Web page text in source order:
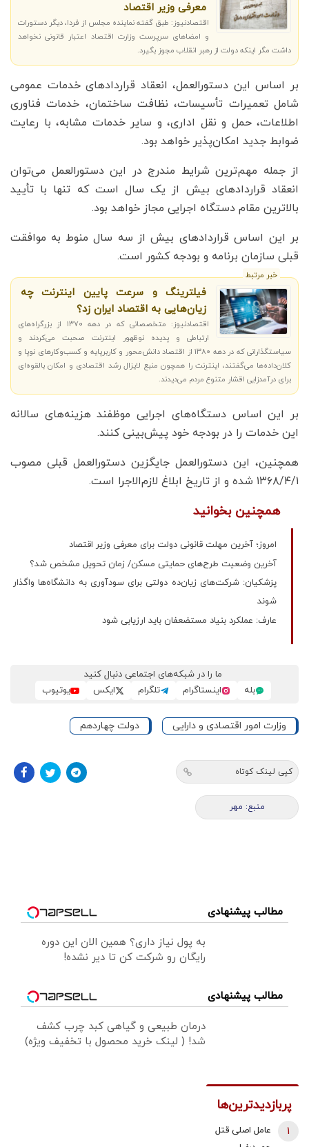
معرفی وزیر اقتصاد
اقتصادنیوز: طبق گفته نماینده مجلس از فردا، دیگر دستورات
و امضاهای سرپرست وزارت اقتصاد اعتبار قانونی نخواهد
داشت مگر اینکه دولت از رهبر انقلاب مجوز بگیرد.
بر اساس این دستورالعمل، انعقاد قراردادهای خدمات عمومی
شامل تعمیرات تأسیسات، نظافت ساختمان، خدمات فناوری
اطلاعات، حمل و نقل اداری، و سایر خدمات مشابه، با رعایت
ضوابط جدید امکان‌پذیر خواهد بود.
از جمله مهم‌ترین شرایط مندرج در این دستورالعمل می‌توان
انعقاد قراردادهای بیش از یک سال است که تنها با تأیید
بالاترین مقام دستگاه اجرایی مجاز خواهد بود.
بر این اساس قراردادهای بیش از سه سال منوط به موافقت
قبلی سازمان برنامه و بودجه کشور است.
خبر مرتبط
فیلترینگ و سرعت پایین اینترنت چه
زیان‌هایی به اقتصاد ایران زد؟
اقتصادنیوز: متخصصانی که در دهه ۱۳۷۰ از بزرگراه‌‌‌های
ارتباطی و پدیده نوظهور اینترنت صحبت می‌‌‌کردند و
سیاستگذارانی که در دهه ۱۳۸۰ از اقتصاد دانش‌‌‌محور و کاربرپایه و کسب‌وکارهای نوپا و
کلان‌‌‌داده‌‌‌ها می‌‌‌گفتند، اینترنت را همچون منبع لایزال رشد اقتصادی و امکان بالقوه‌‌‌ای
برای درآمدزایی اقشار متنوع مردم می‌‌‌دیدند.
بر این اساس دستگاه‌های اجرایی موظفند هزینه‌های سالانه
این خدمات را در بودجه خود پیش‌بینی کنند.
همچنین، این دستورالعمل جایگزین دستورالعمل قبلی مصوب
۱۳۶۸/۴/۱ شده و از تاریخ ابلاغ لازم‌الاجرا است.
همچنین بخوانید
امروز؛ آخرین مهلت قانونی دولت برای معرفی وزیر اقتصاد
آخرین وضعیت طرح‌های حمایتی مسکن/ زمان تحویل مشخص شد؟
پزشکیان: شرکت‌های زیان‌ده دولتی برای سودآوری به دانشگاه‌ها واگذار
شوند
عارف: عملکرد بنیاد مستضعفان باید ارزیابی شود
ما را در شبکه‌های اجتماعی دنبال کنید
بله
اینستاگرام تلگرام ایکس یوتیوب
وزارت امور اقتصادی و دارایی دولت چهاردهم
کپی لینک کوتاه
منبع: مهر
مطالب پیشنهادی
به پول نیاز داری؟ همین الان این دوره
رایگان رو شرکت کن تا دیر نشده!
مطالب پیشنهادی
درمان طبیعی و گیاهی کبد چرب کشف
شد! ( لینک خرید محصول با تخفیف ویژه)
پربازدیدترین‌ها
عامل اصلی قتل
1